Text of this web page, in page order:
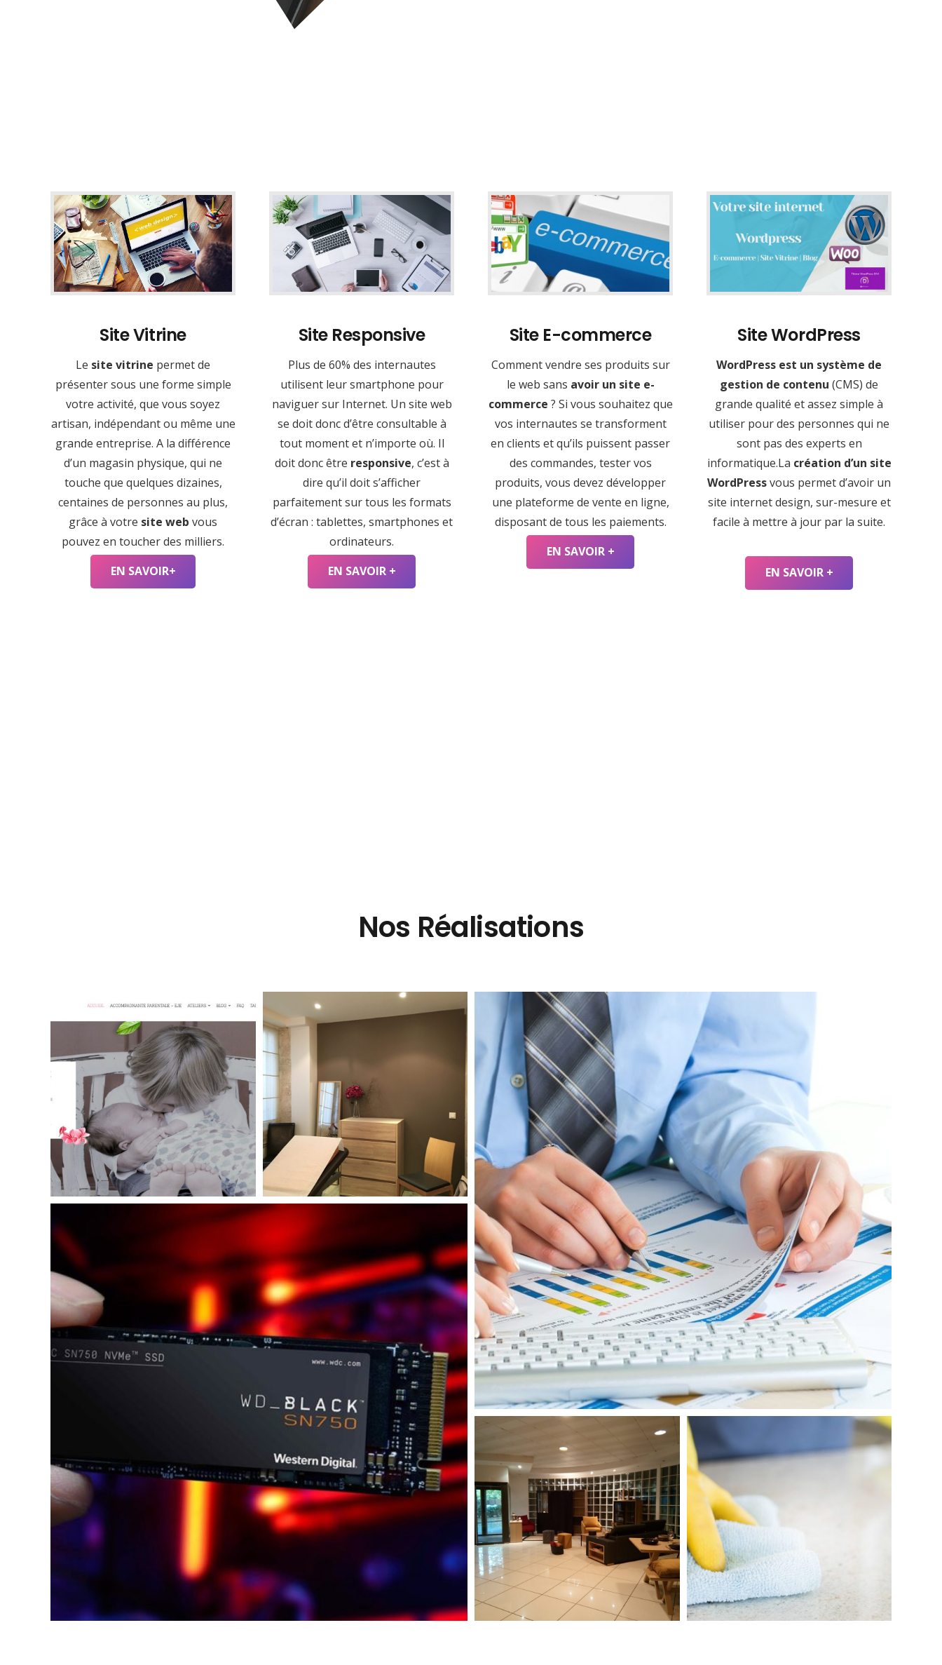
Site Vitrine
Le site vitrine permet de
présenter sous une forme simple
votre activité, que vous soyez
artisan, indépendant ou même une
grande entreprise. A la différence
d’un magasin physique, qui ne
touche que quelques dizaines,
centaines de personnes au plus,
grâce à votre site web vous
pouvez en toucher des milliers.
EN SAVOIR+
Site Responsive
Plus de 60% des internautes
utilisent leur smartphone pour
naviguer sur Internet. Un site web
se doit donc d’être consultable à
tout moment et n’importe où. Il
doit donc être responsive, c’est à
dire qu’il doit s’afficher
parfaitement sur tous les formats
d’écran : tablettes, smartphones et
ordinateurs.
EN SAVOIR +
Site E-commerce
Comment vendre ses produits sur
le web sans avoir un site e-
commerce ? Si vous souhaitez que
vos internautes se transforment
en clients et qu’ils puissent passer
des commandes, tester vos
produits, vous devez développer
une plateforme de vente en ligne,
disposant de tous les paiements.
EN SAVOIR +
Site WordPress
WordPress est un système de
gestion de contenu (CMS) de
grande qualité et assez simple à
utiliser pour des personnes qui ne
sont pas des experts en
informatique.La création d’un site
WordPressvous permet d’avoir un
site internet design, sur-mesure et
facile à mettre à jour par la suite.
EN SAVOIR +
Nos Réalisations